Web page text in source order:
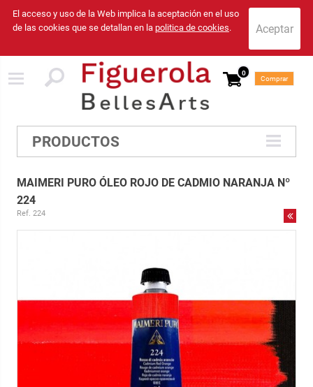
El acceso y uso de la Web implica la aceptación en el uso
de las cookies que se detallan en la politica de cookies.
0
Comprar
PRODUCTOS
MAIMERI PURO ÓLEO ROJO DE CADMIO NARANJA Nº
224
Ref. 224